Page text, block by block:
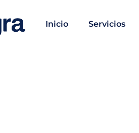
Inicio Servicios